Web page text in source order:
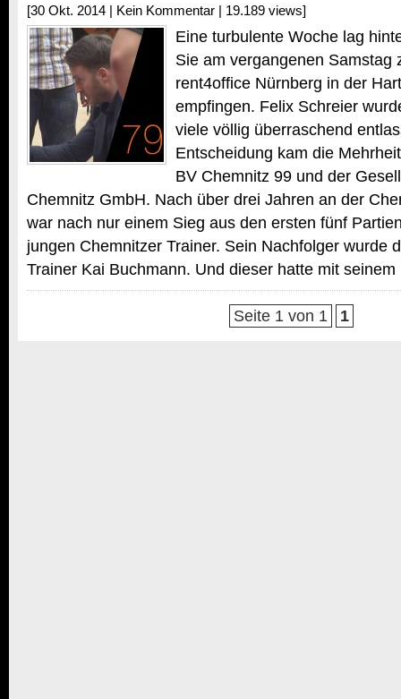
[30 Okt. 2014 | Kein Kommentar | 19.189 views]
Eine turbulente Woche lag
Sie am vergangenen Samstag
rent4office Nürnberg in der
empfingen. Felix Schreier
viele völlig überraschend
Entscheidung kam die
BV Chemnitz 99 und der
Chemnitz GmbH. Nach über drei Jahren an der
war nach nur einem Sieg aus den ersten fünf
jungen Chemnitzer Trainer. Sein Nachfolger wurde
Trainer Kai Buchmann. Und dieser hatte mit
Seite 1 von 1 1